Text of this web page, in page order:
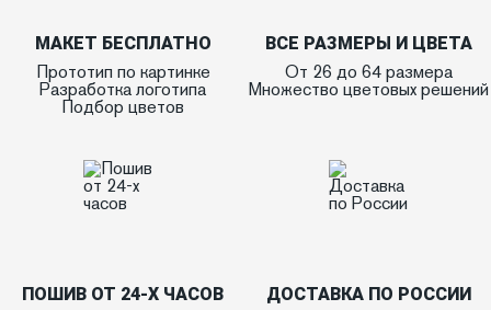
МАКЕТ БЕСПЛАТНО
Прототип по картинке
Разработка логотипа
Подбор цветов
ВСЕ РАЗМЕРЫ И ЦВЕТА
От 26 до 64 размера
Множество цветовых решений
ПОШИВ ОТ 24-Х ЧАСОВ ДОСТАВКА ПО РОССИИ